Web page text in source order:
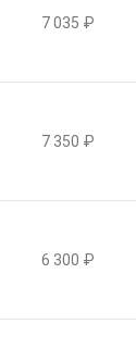
7 035 ₽
7 350 ₽
6 300 ₽